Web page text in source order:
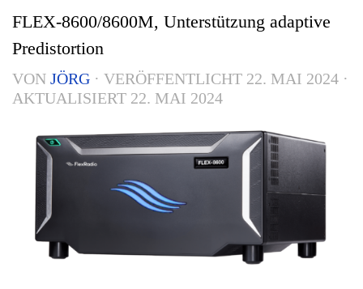
FLEX-8600/8600M, Unterstützung adaptive
Predistortion
VON JÖRG · VERÖFFENTLICHT 22. MAI 2024 ·
AKTUALISIERT 22. MAI 2024